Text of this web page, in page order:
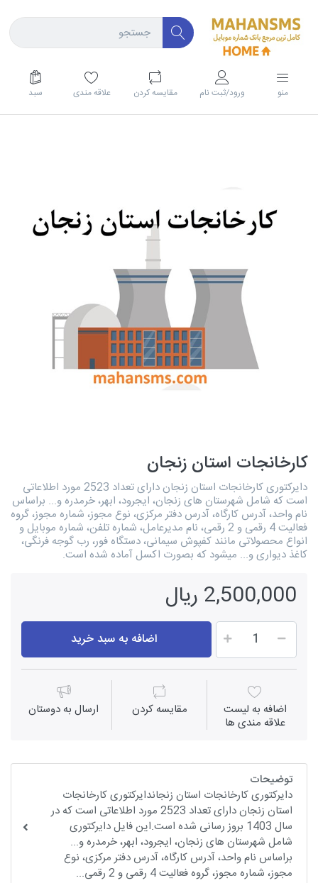
منو ورود/ثبت نام مقايسه كردن علاقه مندی سبد
کارخانجات استان زنجان
دایرکتوری کارخانجات استان زنجان دارای تعداد 2523 مورد اطلاعاتی
است که شامل شهرستان های زنجان، ایجرود، ابهر، خرمدره و... براساس
نام واحد، آدرس کارگاه، آدرس دفتر مرکزی، نوع مجوز، شماره مجوز، گروه
فعالیت 4 رقمی و 2 رقمی، نام مدیرعامل، شماره تلفن، شماره موبایل و
انواع محصولاتی مانند کفپوش سیمانی، دستگاه فور، رب گوجه فرنگی،
کاغذ دیواری و... میشود که بصورت اکسل آماده شده است.
2,500,000 ریال
اضافه به سبد خرید
اضافه به لیست
علاقه مندی ها
مقايسه كردن ارسال به دوستان
توضیحات
دایرکتوری کارخانجات استان زنجاندایرکتوری کارخانجات
استان زنجان دارای تعداد 2523 مورد اطلاعاتی است که در
سال 1403 بروز رسانی شده است.این فایل دایرکتوری
شامل شهرستان های زنجان، ایجرود، ابهر، خرمدره و...
براساس نام واحد، آدرس کارگاه، آدرس دفتر مرکزی، نوع
مجوز، شماره مجوز، گروه فعالیت 4 رقمی و 2 رقمی...